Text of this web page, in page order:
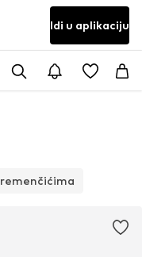
Idi u aplikaciju